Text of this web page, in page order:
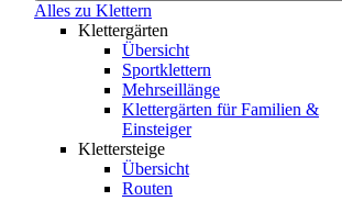
Alles zu Klettern
Klettergärten
Übersicht
Sportklettern
Mehrseillänge
Klettergärten für Familien &
Einsteiger
Klettersteige
Übersicht
Routen